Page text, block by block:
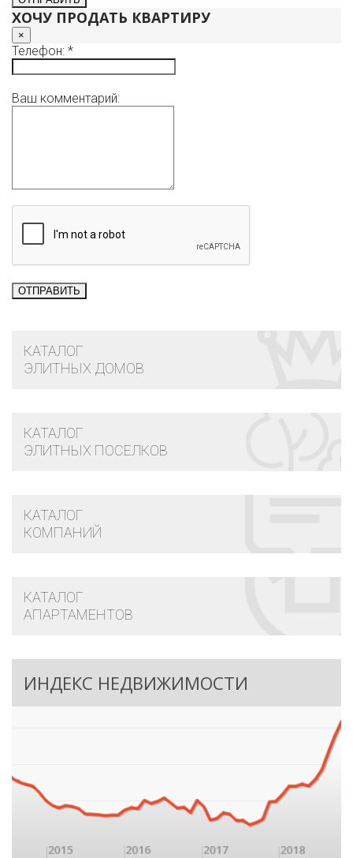
ХОЧУ ПРОДАТЬ КВАРТИРУ
×
Телефон: *
Ваш комментарий:
КАТАЛОГ
ЭЛИТНЫХ ДОМОВ
КАТАЛОГ
ЭЛИТНЫХ ПОСЕЛКОВ
КАТАЛОГ
КОМПАНИЙ
КАТАЛОГ
АПАРТАМЕНТОВ
ИНДЕКС НЕДВИЖИМОСТИ